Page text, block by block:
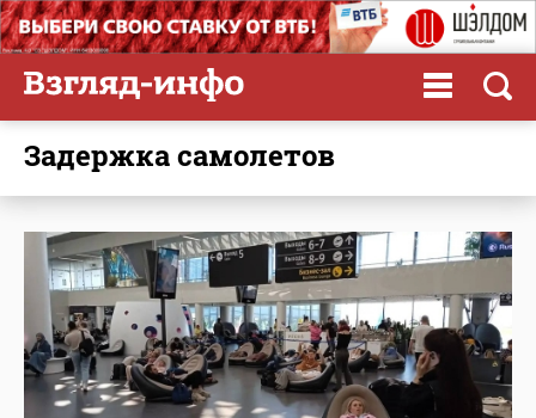
задержка самолетов